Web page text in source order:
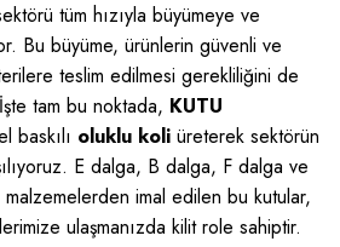
tüm hızıyla büyümeye ve
Bu büyüme, ürünlerin güvenli ve
teslim edilmesi gerekliliğini de
tam bu noktada, KUTU
baskılı oluklu koli üreterek sektörün
E dalga, B dalga, F dalga ve
imal edilen bu kutular,
ulaşmanızda kilit role sahiptir.